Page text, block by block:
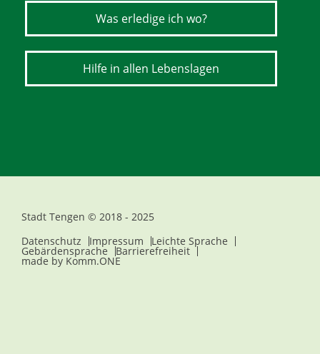
Was erledige ich wo?
Hilfe in allen Lebenslagen
Stadt Tengen © 2018 - 2025
Datenschutz
Impressum Leichte Sprache
Gebärdensprache Barrierefreiheit
made by Komm.ONE